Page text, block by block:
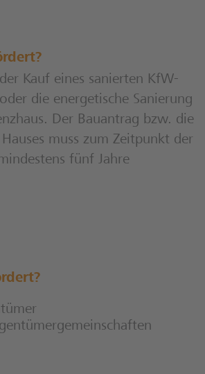
Kauf eines sanierten KfW-
die energetische Sanierung
Der Bauantrag bzw. die
muss zum Zeitpunkt der
fünf Jahre